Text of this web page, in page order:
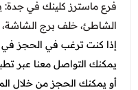
فرع ماسترز كلينك في جدة:
الشاطئ، خلف برج الشاشة،
إذا كنت ترغب في الحجز في
يمكنك التواصل معنا عبر
أو يمكنك الحجز من خلال